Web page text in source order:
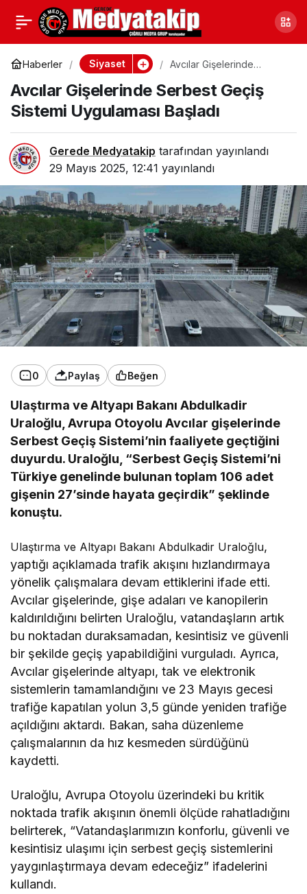
Haberler Siyaset
Avcılar Gişelerinde
Uygulaması Başladı
Avcılar Gişelerinde Serbest Geçiş
Sistemi Uygulaması Başladı
Gerede Medyatakip tarafından yayınlandı
29 Mayıs 2025, 12:41 yayınlandı
0 Paylaş Beğen
Ulaştırma ve Altyapı Bakanı Abdulkadir
Uraloğlu, Avrupa Otoyolu Avcılar gişelerinde
Serbest Geçiş Sistemi’nin faaliyete geçtiğini
duyurdu. Uraloğlu, “Serbest Geçiş Sistemi’ni
Türkiye genelinde bulunan toplam 106 adet
gişenin 27’sinde hayata geçirdik” şeklinde
konuştu.
Ulaştırma ve Altyapı Bakanı Abdulkadir Uraloğlu,
yaptığı açıklamada trafik akışını hızlandırmaya
yönelik çalışmalara devam ettiklerini ifade etti.
Avcılar gişelerinde, gişe adaları ve kanopilerin
kaldırıldığını belirten Uraloğlu, vatandaşların artık
bu noktadan duraksamadan, kesintisiz ve güvenli
bir şekilde geçiş yapabildiğini vurguladı. Ayrıca,
Avcılar gişelerinde altyapı, tak ve elektronik
sistemlerin tamamlandığını ve 23 Mayıs gecesi
trafiğe kapatılan yolun 3,5 günde yeniden trafiğe
açıldığını aktardı. Bakan, saha düzenleme
çalışmalarının da hız kesmeden sürdüğünü
kaydetti.
Uraloğlu, Avrupa Otoyolu üzerindeki bu kritik
noktada trafik akışının önemli ölçüde rahatladığını
belirterek, “Vatandaşlarımızın konforlu, güvenli ve
kesintisiz ulaşımı için serbest geçiş sistemlerini
yaygınlaştırmaya devam edeceğiz” ifadelerini
kullandı.
Tanju Özcan’a NFK
Şoku: Valilik Olaya El
Koydu
Paylaş